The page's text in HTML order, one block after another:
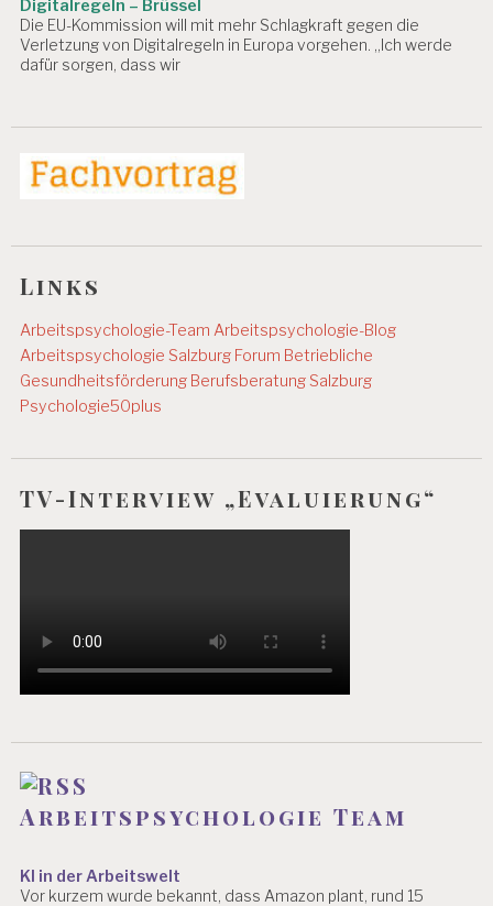
T
A
R
T
P
O
L
E
A
EI
S
P
L
O
G
B
EI
P
S
Digitalregeln – Brüssel
Die EU-Kommission will mit mehr Schlagkraft gegen die
Verletzung von Digitalregeln in Europa vorgehen. „Ich werde
dafür sorgen, dass wir
Links
Arbeitspsychologie-Team Arbeitspsychologie-Blog
Arbeitspsychologie Salzburg Forum Betriebliche
Gesundheitsförderung Berufsberatung Salzburg
Psychologie50plus
TV-Interview „Evaluierung“
Arbeitspsychologie Team
KI in der Arbeitswelt
Vor kurzem wurde bekannt, dass Amazon plant, rund 15